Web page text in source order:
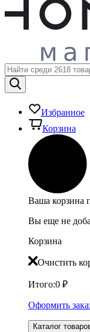
Избранное
Корзина
Ваша корзина
Вы еще не
Корзина
Очистить
Итого:0 ₽
Оформить
Каталог